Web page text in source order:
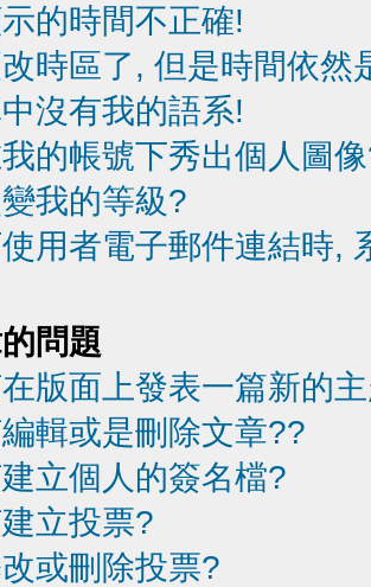
的時間不正確!
時區了, 但是時間依然
沒有我的語系!
的帳號下秀出個人圖
我的等級?
用者電子郵件連結時,
問題
版面上發表一篇新的
輯或是刪除文章??
立個人的簽名檔?
立投票?
或刪除投票?